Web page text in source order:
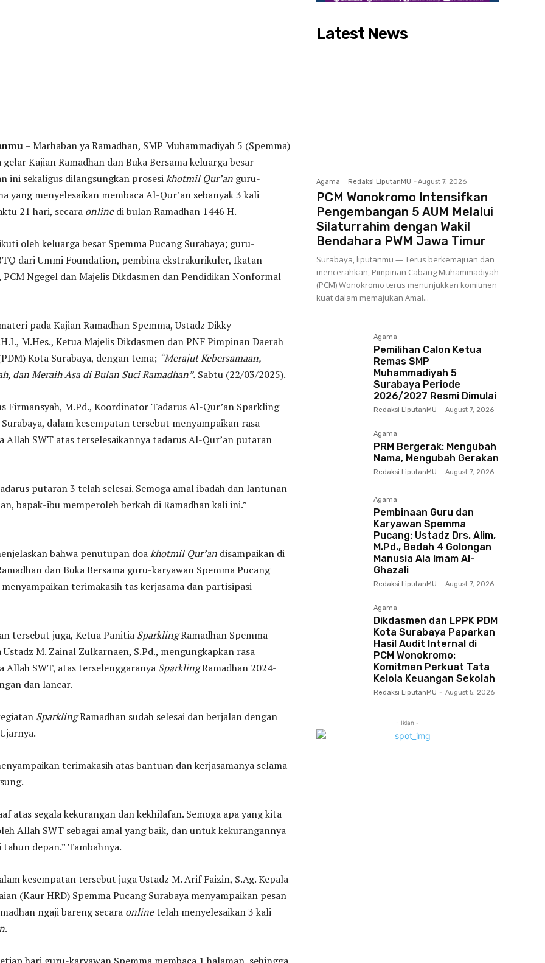
– Marhaban ya Ramadhan, SMP Muhammadiyah 5 (Spemma)
gelar Kajian Ramadhan dan Buka Bersama keluarga besar
ini sekaligus dilangsungkan prosesikhotmil Qur’an guru-
yang menyelesaikan membaca Al-Qur’an sebanyak 3 kali
21 hari, secara onlinedi bulan Ramadhan 1446 H.
oleh keluarga besar Spemma Pucang Surabaya; guru-
dari Ummi Foundation, pembina ekstrakurikuler, Ikatan
Ngegel dan Majelis Dikdasmen dan Pendidikan Nonformal
pada Kajian Ramadhan Spemma, Ustadz Dikky
M.Hes., Ketua Majelis Dikdasmen dan PNF Pimpinan Daerah
Kota Surabaya, dengan tema; “Merajut Kebersamaan,
dan Meraih Asa di Bulan Suci Ramadhan”. Sabtu (22/03/2025).
Firmansyah, M.Pd., Koordinator Tadarus Al-Qur’an Sparkling
dalam kesempatan tersebut menyampaikan rasa
Allah SWT atas terselesaikannya tadarus Al-Qur’an putaran
putaran 3 telah selesai. Semoga amal ibadah dan lantunan
bapak-ibu memperoleh berkah di Ramadhan kali ini.”
bahwa penutupan doakhotmil Qur’an disampaikan di
dan Buka Bersama guru-karyawan Spemma Pucang
menyampaikan terimakasih tas kerjasama dan partisipasi
tersebut juga, Ketua Panitia SparklingRamadhan Spemma
Ustadz M. Zainal Zulkarnaen, S.Pd., mengungkapkan rasa
Allah SWT, atas terselenggaranya SparklingRamadhan 2024-
dan lancar.
SparklingRamadhan sudah selesai dan berjalan dengan
terimakasih atas bantuan dan kerjasamanya selama
atas segala kekurangan dan kekhilafan. Semoga apa yang kita
Allah SWT sebagai amal yang baik, dan untuk kekurangannya
depan.” Tambahnya.
kesempatan tersebut juga Ustadz M. Arif Faizin, S.Ag. Kepala
(Kaur HRD) Spemma Pucang Surabaya menyampaikan pesan
ngaji bareng secara onlinetelah menyelesaikan 3 kali
.
Latest News
Agama Redaksi LiputanMU - August 7, 2026
PCM Wonokromo Intensifkan
Pengembangan 5 AUM Melalui
Silaturrahim dengan Wakil
Bendahara PWM Jawa Timur
Surabaya, liputanmu — Terus berkemajuan dan
mencerahkan, Pimpinan Cabang Muhammadiyah
(PCM) Wonokromo terus menunjukkan komitmen
kuat dalam memajukan Amal...
Agama
Pemilihan Calon Ketua
Remas SMP
Muhammadiyah 5
Surabaya Periode
2026/2027 Resmi Dimulai
Redaksi LiputanMU - August 7, 2026
Agama
PRM Bergerak: Mengubah
Nama, Mengubah Gerakan
Redaksi LiputanMU - August 7, 2026
Agama
Pembinaan Guru dan
Karyawan Spemma
Pucang: Ustadz Drs. Alim,
M.Pd., Bedah 4 Golongan
Manusia Ala Imam Al-
Ghazali
Redaksi LiputanMU - August 7, 2026
Agama
Dikdasmen dan LPPK PDM
Kota Surabaya Paparkan
Hasil Audit Internal di
PCM Wonokromo:
Komitmen Perkuat Tata
Kelola Keuangan Sekolah
Redaksi LiputanMU - August 5, 2026
- Iklan -